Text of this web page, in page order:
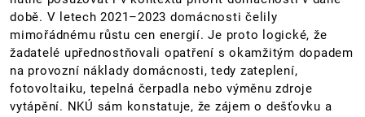
době. V letech 2021–2023 domácnosti čelily
mimořádnému růstu cen energií. Je proto logické, že
žadatelé upřednostňovali opatření s okamžitým dopadem
na provozní náklady domácnosti, tedy zateplení,
fotovoltaiku, tepelná čerpadla nebo výměnu zdroje
vytápění. NKÚ sám konstatuje, že zájem o dešťovku a